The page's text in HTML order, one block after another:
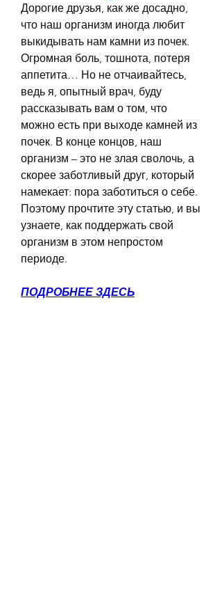
Дорогие друзья, как же досадно,
что наш организм иногда любит
выкидывать нам камни из почек.
Огромная боль, тошнота, потеря
аппетита… Но не отчаивайтесь,
ведь я, опытный врач, буду
рассказывать вам о том, что
можно есть при выходе камней из
почек. В конце концов, наш
организм – это не злая сволочь, а
скорее заботливый друг, который
намекает: пора заботиться о себе.
Поэтому прочтите эту статью, и вы
узнаете, как поддержать свой
организм в этом непростом
периоде.
ПОДРОБНЕЕ ЗДЕСЬ